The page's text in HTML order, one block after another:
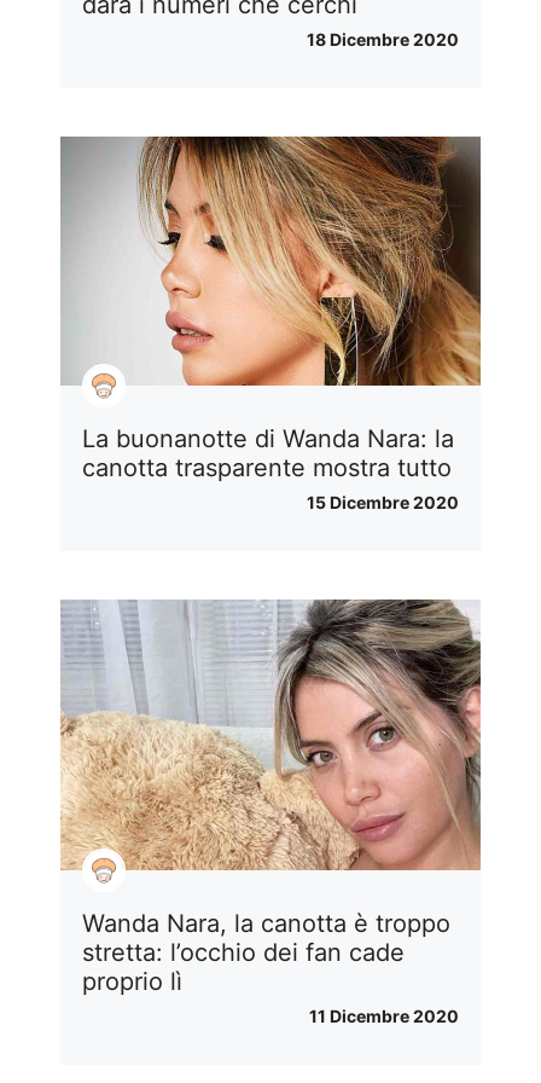
18 Dicembre 2020
La buonanotte di Wanda Nara: la
canotta trasparente mostra tutto
15 Dicembre 2020
Wanda Nara, la canotta è troppo
stretta: l’occhio dei fan cade
proprio lì
11 Dicembre 2020